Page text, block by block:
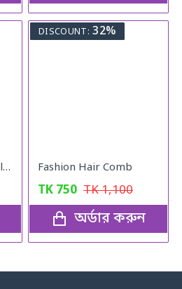
Women's Handbag Solid ( pink colour )
DISCOUNT: 32%
Fashion Hair Comb
TK 750 TK1,100
অর্ডার করুন